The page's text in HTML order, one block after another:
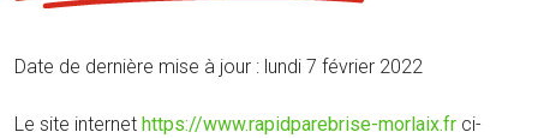
Date de dernière mise à jour : lundi 7 février 2022
Le site internet https://www.rapidparebrise-morlaix.fr ci-